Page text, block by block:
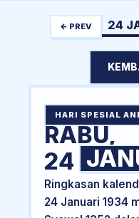
← PREV 24
HARI SPESIAL
RABU,
24
Ringkasan
24 Januari 1934